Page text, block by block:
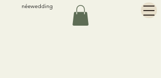
néewedding